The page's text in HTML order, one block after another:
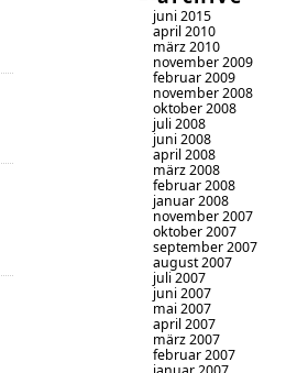
juni 2015
april 2010
märz 2010
november 2009
februar 2009
november 2008
oktober 2008
juli 2008
juni 2008
april 2008
märz 2008
februar 2008
januar 2008
november 2007
oktober 2007
september 2007
august 2007
juli 2007
juni 2007
mai 2007
april 2007
märz 2007
februar 2007